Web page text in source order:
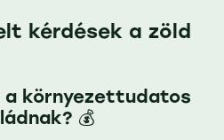
kérdések a zöld
a környezettudatos
💰